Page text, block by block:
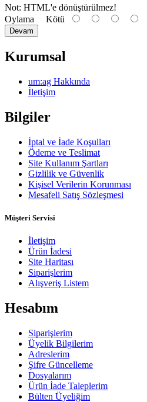
Not: HTML'e dönüştürülmez!
Oylama Kötü
Devam
Kurumsal
um:ag Hakkında
İletişim
Bilgiler
İptal ve İade Koşulları
Ödeme ve Teslimat
Site Kullanım Şartları
Gizlilik ve Güvenlik
Kişisel Verilerin Korunması
Mesafeli Satış Sözleşmesi
Müşteri Servisi
İletişim
Ürün İadesi
Site Haritası
Siparişlerim
Alışveriş Listem
Hesabım
Siparişlerim
Üyelik Bilgilerim
Adreslerim
Şifre Güncelleme
Dosyalarım
Ürün İade Taleplerim
Bülten Üyeliğim